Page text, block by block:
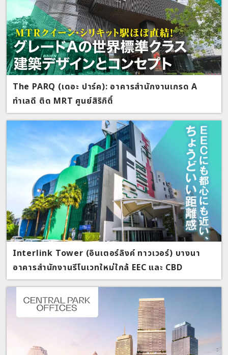
The PARQ (เดอะ ปาร์ค): อาคารสำนักงานเกรด A
ทำเลดี ติด MRT ศูนย์สิริกิติ์
Interlink Tower (อินเตอร์ลิงค์ ทาวเวอร์) บางนา
อาคารสำนักงานรีโนเวทใหม่ใกล้ EEC และ CBD